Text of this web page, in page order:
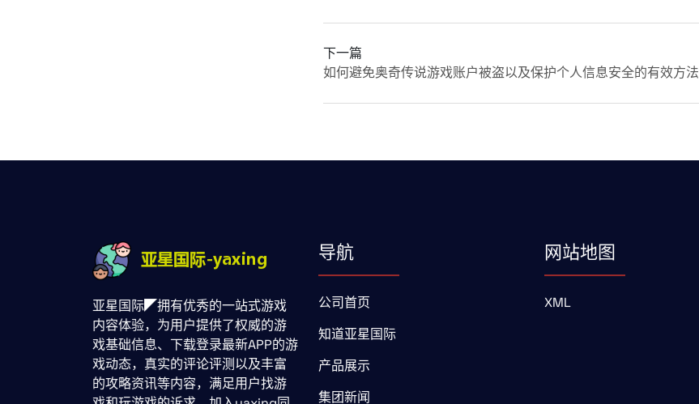
下一篇
如何避免奥奇传说游戏账户被盗以及保护个人信息安全的有效方法
亚星国际◤拥有优秀的一站式游戏
内容体验，为用户提供了权威的游
戏基础信息、下载登录最新APP的游
戏动态，真实的评论评测以及丰富
的攻略资讯等内容，满足用户找游
导航
公司首页
知道亚星国际
产品展示
集团新闻
网站地图
XML